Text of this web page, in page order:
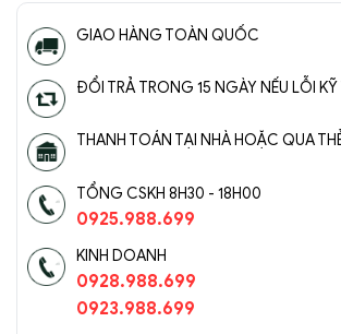
GIAO HÀNG TOÀN QUỐC
ĐỔI TRẢ TRONG 15 NGÀY NẾU LỖI KỸ
THANH TOÁN TẠI NHÀ HOẶC QUA
TỔNG CSKH 8H30 - 18H00
0925.988.699
KINH DOANH
0928.988.699
0923.988.699